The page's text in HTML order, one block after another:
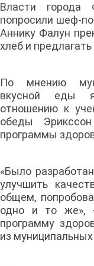
Власти города
попросили шеф-
Аннику Фалун
хлеб и
По мнению
вкусной еды
отношению к
обеды
программы
«Было
улучшить
общем,
одно и то же», -
программу
из